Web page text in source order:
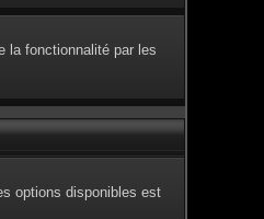
la fonctionnalité par les
options disponibles est